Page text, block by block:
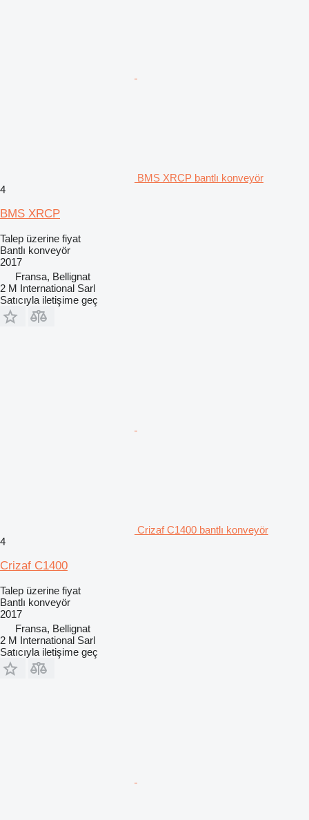
BMS XRCP bantlı konveyör
4
BMS XRCP
Talep üzerine fiyat
Bantlı konveyör
2017
Fransa, Bellignat
2 M International Sarl
Satıcıyla iletişime geç
Crizaf C1400 bantlı konveyör
4
Crizaf C1400
Talep üzerine fiyat
Bantlı konveyör
2017
Fransa, Bellignat
2 M International Sarl
Satıcıyla iletişime geç